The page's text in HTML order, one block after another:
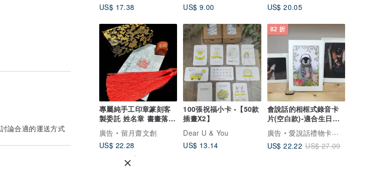
US$ 17.38
US$ 9.00
US$ 20.05
專屬純手工印章篆刻客
製委託 姓名章 書畫落款
印 花押
廣告
留月齋文創
US$ 22.28
100張祝福小卡 -【50款
插畫X2】
Dear U & You
US$ 13.14
82 折
會說話的相框式錄音卡
片(空白款)-適合生日、
情人節、聖誕節禮物
廣告
愛說話禮物卡片部屋
US$ 22.22 US$ 27.09
討論合適的運送方式